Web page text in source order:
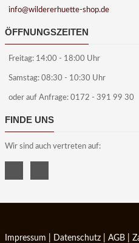
info@wildererhuette-shop.de
ÖFFNUNGSZEITEN
Freitag: 14:00 - 18:00 Uhr
Samstag: 08:30 - 10:30 Uhr
oder auf Anfrage: 0172 - 391 99 30
FINDE UNS
Wir sind auch vertreten auf:
Impressum Datenschutz AGB